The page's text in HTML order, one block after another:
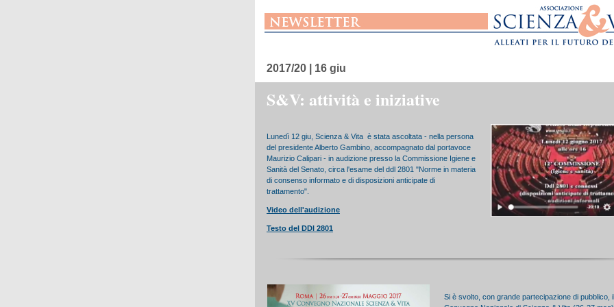
2017/20 | 16 giu
S&V: attività e iniziative
Lunedì 12 giu, Scienza & Vita è stata ascoltata - nella persona
del presidente Alberto Gambino, accompagnato dal portavoce
Maurizio Calipari - in audizione presso la Commissione Igiene e
Sanità del Senato, circa l'esame del ddl 2801 "Norme in materia
di consenso informato e di disposizioni anticipate di
trattamento".
Video dell'audizione
Testo del DDl 2801
Si è svolto, con grande partecipazione di pubblico,